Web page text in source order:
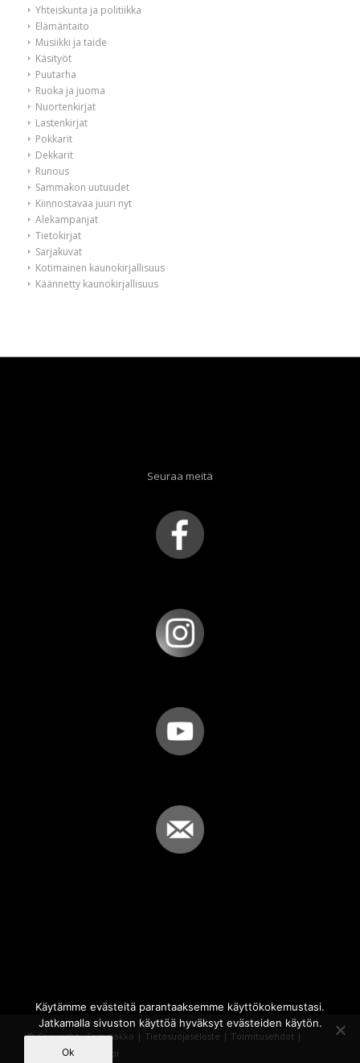
Yhteiskunta ja politiikka
Elämäntaito
Musiikki ja taide
Käsityöt
Puutarha
Ruoka ja juoma
Nuortenkirjat
Lastenkirjat
Pokkarit
Dekkarit
Runous
Sammakon uutuudet
Kiinnostavaa juuri nyt
Alekampanjat
Tietokirjat
Sarjakuvat
Kotimainen kaunokirjallisuus
Käännetty kaunokirjallisuus
Seuraa meitä
© Copyright - Sammakko | Tietosuojaseloste | Toimitusehdot |
Powered by
iQWebbi
Käytämme evästeitä parantaaksemme käyttökokemustasi.
Jatkamalla sivuston käyttöä hyväksyt evästeiden käytön.
Ok